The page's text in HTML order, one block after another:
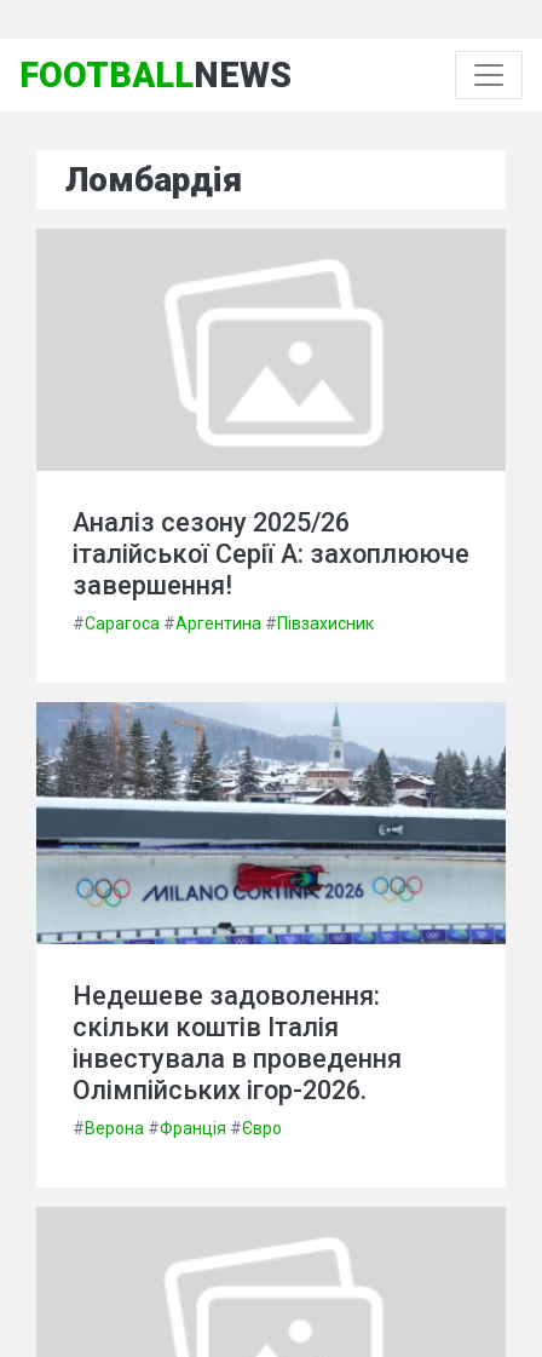
FOOTBALLNEWS
Ломбардія
Аналіз сезону 2025/26
італійської Серії А: захоплююче
завершення!
#Сарагоса #Аргентина #Півзахисник
Недешеве задоволення:
скільки коштів Італія
інвестувала в проведення
Олімпійських ігор-2026.
#Верона #Франція #Євро